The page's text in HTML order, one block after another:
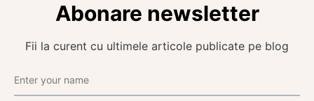
Abonare newsletter
Fii la curent cu ultimele articole publicate pe blog